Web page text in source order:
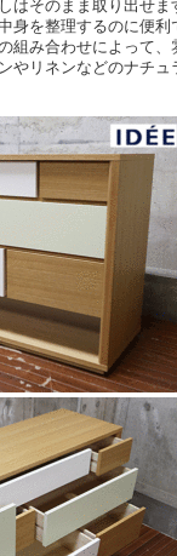
はそのまま取り出せま
身を整理するのに便利
組み合わせによって、
やリネンなどのナチ